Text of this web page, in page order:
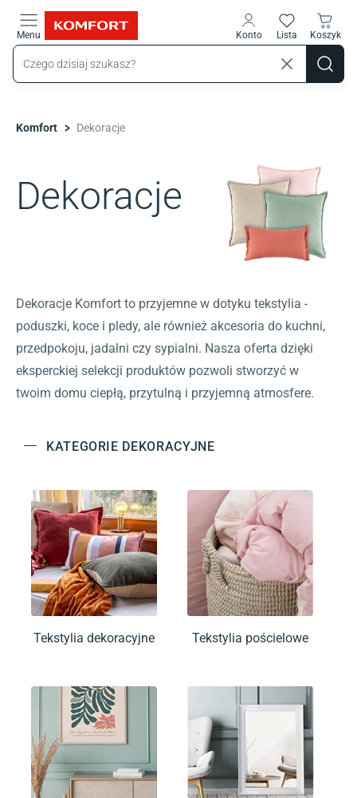
Menu Konto Lista Koszyk
Komfort > Dekoracje
Dekoracje
Dekoracje Komfort to przyjemne w dotyku tekstylia -
poduszki, koce i pledy, ale również akcesoria do kuchni,
przedpokoju, jadalni czy sypialni. Nasza oferta dzięki
eksperckiej selekcji produktów pozwoli stworzyć w
twoim domu ciepłą, przytulną i przyjemną atmosfere.
KATEGORIE DEKORACYJNE
Tekstylia dekoracyjne Tekstylia pościelowe